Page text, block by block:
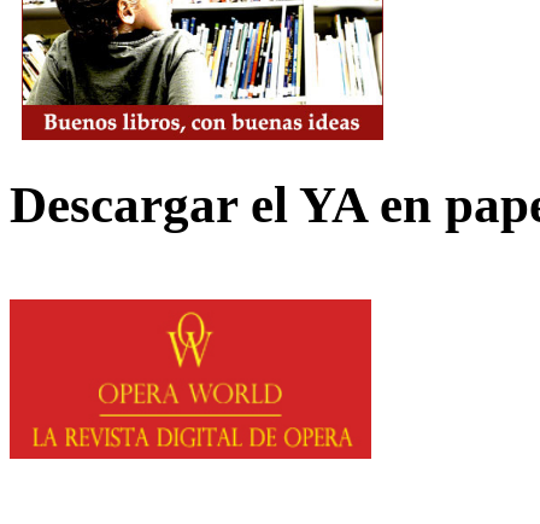
Descargar el YA en